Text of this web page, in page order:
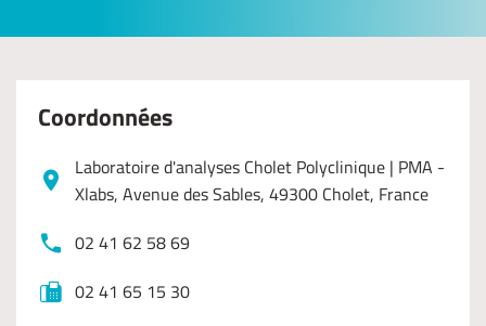
Coordonnées
Laboratoire d'analyses Cholet Polyclinique | PMA -
Xlabs, Avenue des Sables, 49300 Cholet, France
02 41 62 58 69
02 41 65 15 30